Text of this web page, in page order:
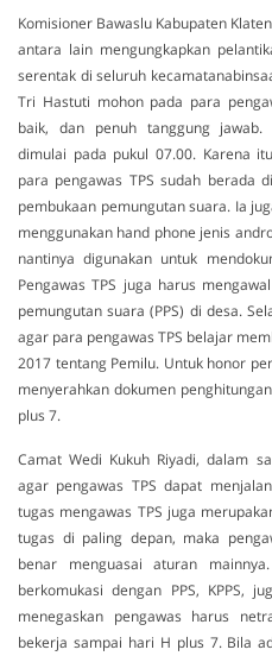
Komisioner Bawaslu Kabupaten
antara lain mengungkapkan
serentak di seluruh
Tri Hastuti mohon pada para
baik, dan penuh tanggung jawab.
dimulai pada pukul 07.00. Karena
para pengawas TPS sudah berada
pembukaan pemungutan suara. Ia
menggunakan hand phone jenis
nantinya digunakan untuk
Pengawas TPS juga harus
pemungutan suara (PPS) di desa.
agar para pengawas TPS belajar
2017 tentang Pemilu. Untuk honor
menyerahkan dokumen
plus 7.
Camat Wedi Kukuh Riyadi, dalam
agar pengawas TPS dapat
tugas mengawas TPS juga
tugas di paling depan, maka
benar menguasai aturan
berkomukasi dengan PPS, KPPS,
menegaskan pengawas harus
bekerja sampai hari H plus 7. Bila